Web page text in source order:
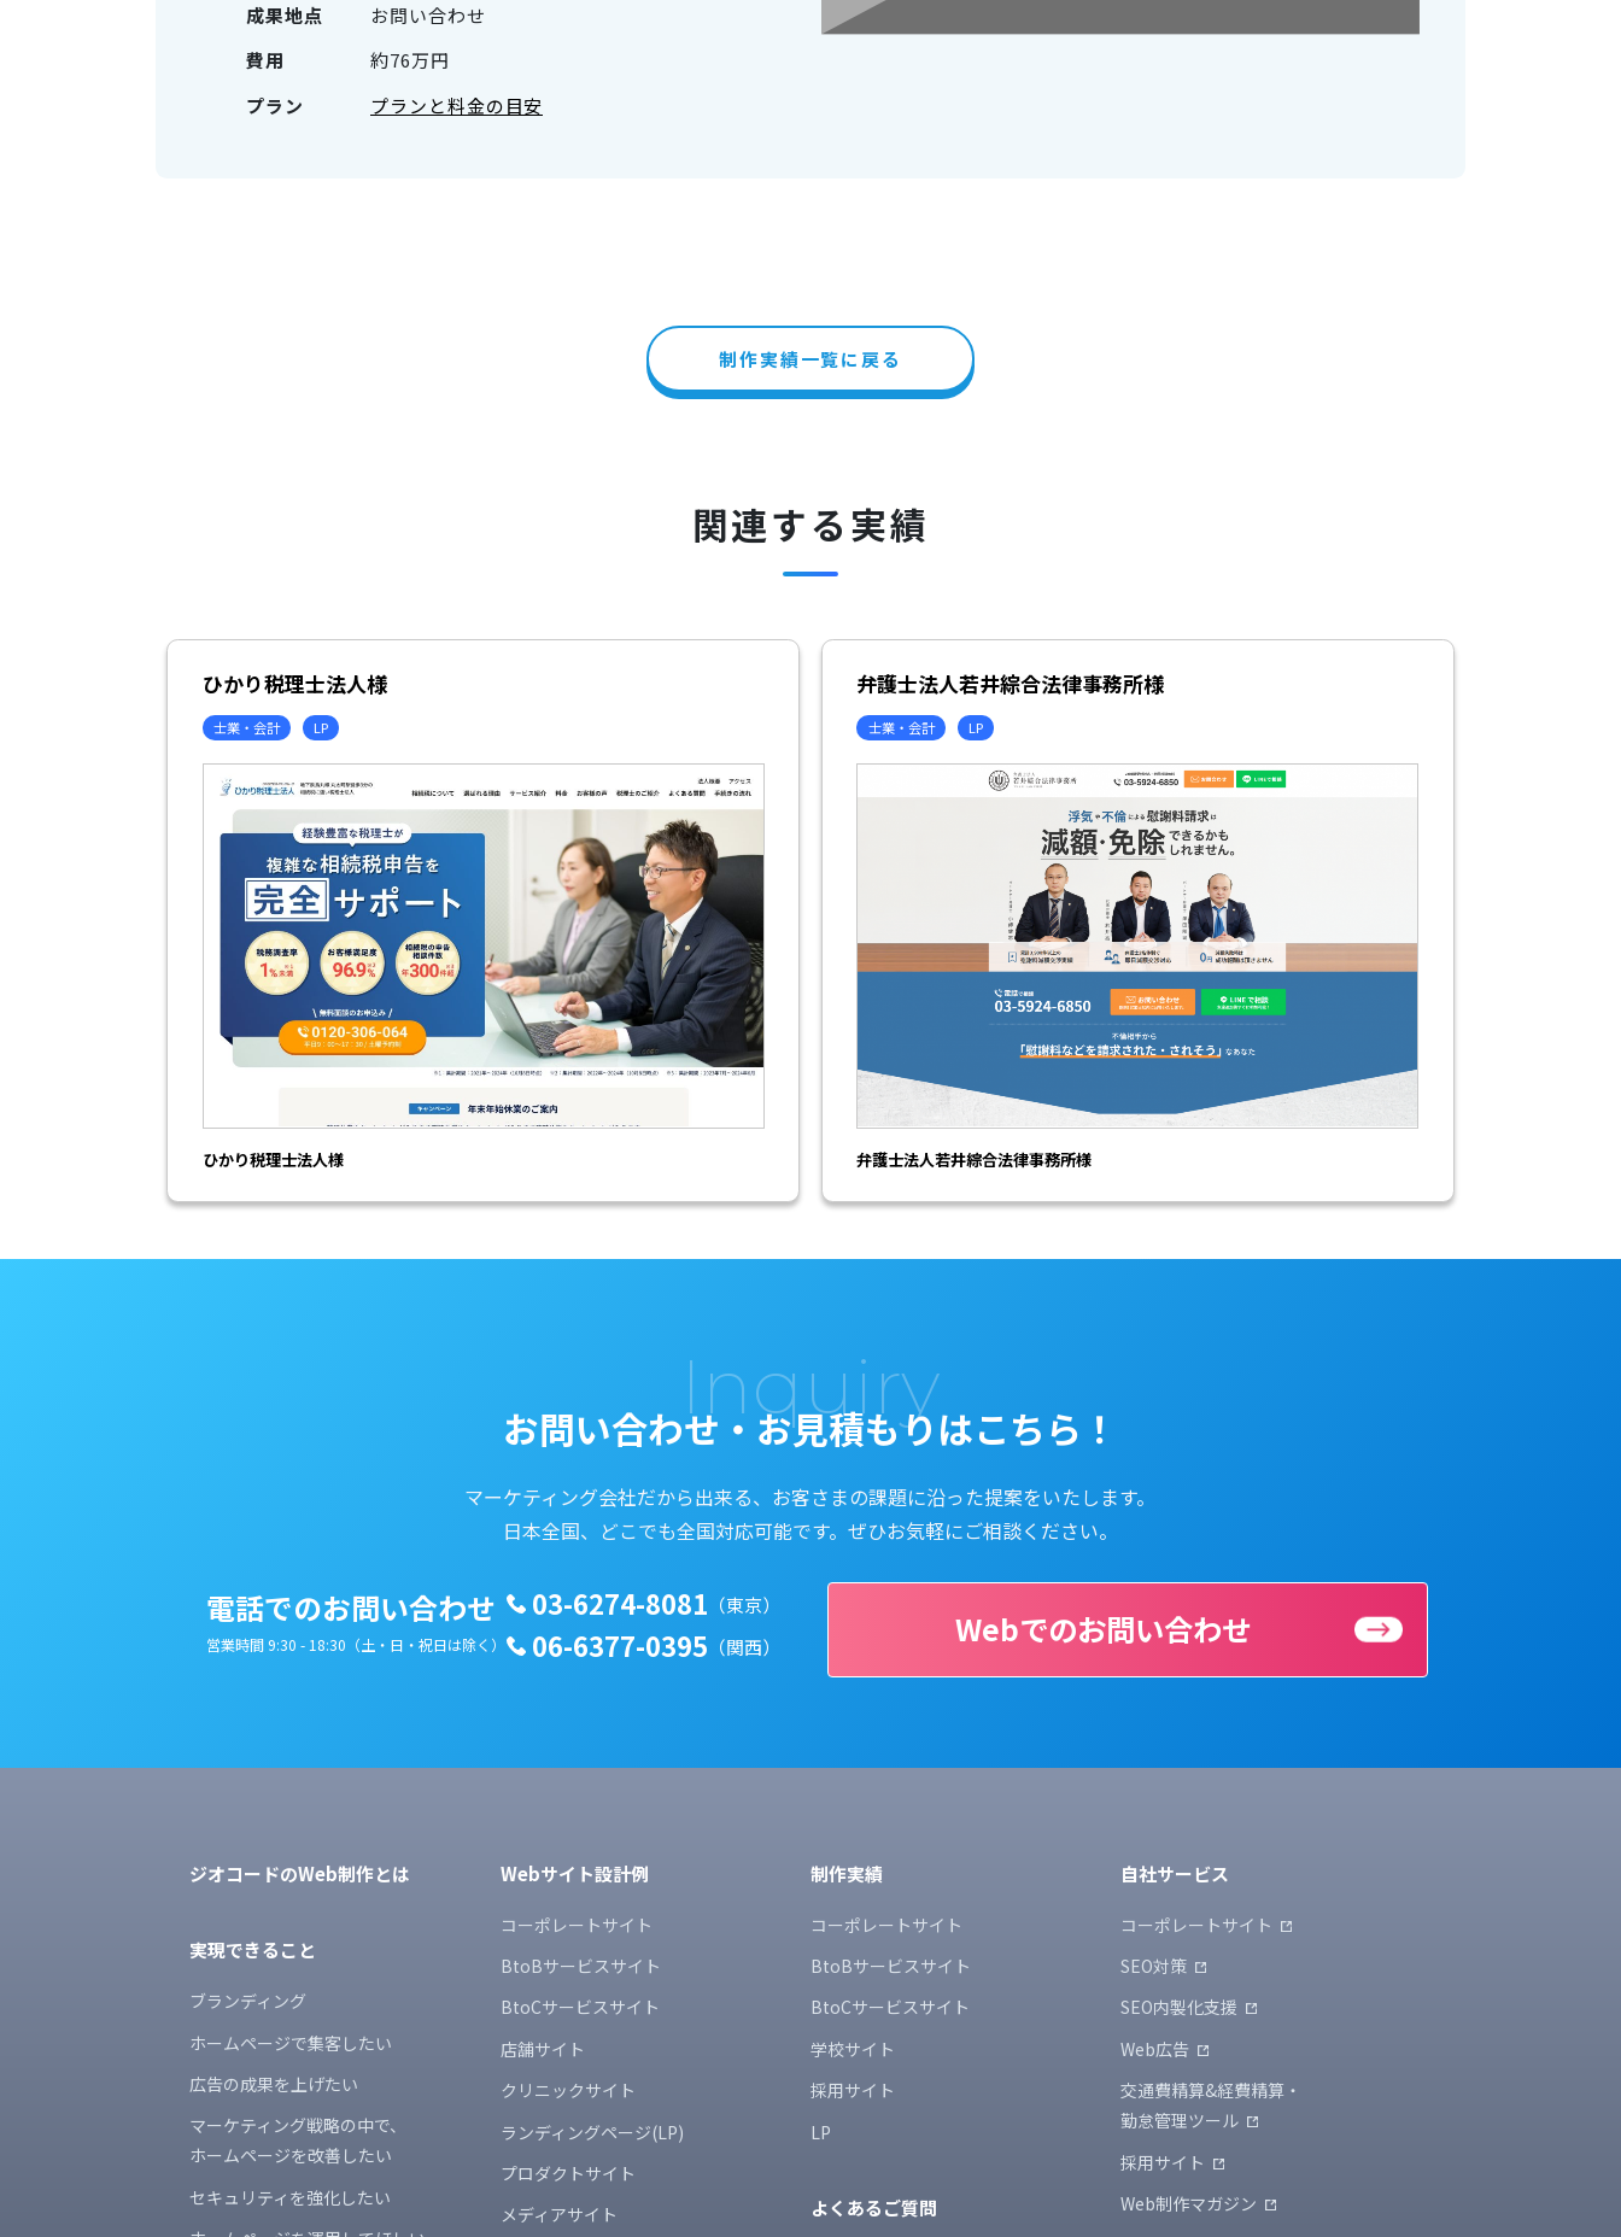
成果地点
お問い合わせ
費用
約76万円
プラン
プランと料金の目安
制作実績一覧に戻る
関連する実績
ひかり税理士法人様
士業・会計 LP
ひかり税理士法人様
弁護士法人若井綜合法律事務所様
士業・会計 LP
弁護士法人若井綜合法律事務所様
Inquiry
お問い合わせ・ お見積もりはこちら！
マーケティング会社だから出来る、 お客さまの課題に沿った提案をいたします。
日本全国、どこでも全国対応可能です。 ぜひお気軽にご相談ください。
電話でのお問い合わせ
営業時間 9:30 - 18:30（土・日・祝日は除く）
03-6274-8081 （東京）
06-6377-0395 （関西） Webでのお問い合わせ
ジオコードのWeb制作とは
実現できること
ブランディング
ホームページで集客したい
広告の成果を上げたい
マーケティング戦略の中で、
ホームページを改善したい
セキュリティを強化したい
Webサイト設計例
コーポレートサイト
BtoBサービスサイト
BtoCサービスサイト
店舗サイト
クリニックサイト
ランディングページ(LP)
プロダクトサイト
メディアサイト
制作実績
コーポレートサイト
BtoBサービスサイト
BtoCサービスサイト
学校サイト
採用サイト
LP
よくあるご質問
自社サービス
コーポレートサイト
SEO対策
SEO内製化支援
Web広告
交通費精算&経費精算・
勤怠管理ツール
採用サイト
Web制作マガジン